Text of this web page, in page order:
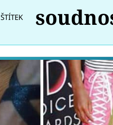
ŠTÍTEK